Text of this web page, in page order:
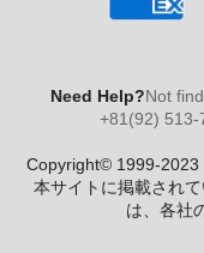
Need Help?Not
+81(92)
Copyright© 1999-2023
本サイトに掲載され
は、各社